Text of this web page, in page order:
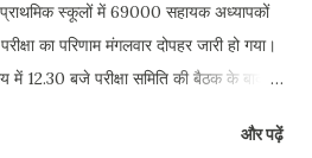
स्कूलों में 69000 सहायक अध्यापकों
का परिणाम मंगलवार दोपहर जारी हो गया।
में 12.30 बजे परीक्षा समिति की बैठक के बाद
प्रश्न के लिए एक-एक (यानि कुल तीन-तीन)
और पढ़ें